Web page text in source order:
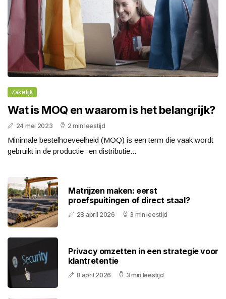
Zakelijk
Wat is MOQ en waarom is het belangrijk?
24 mei 2023 2 min leestijd
Minimale bestelhoeveelheid (MOQ) is een term die vaak wordt
gebruikt in de productie- en distributie...
Matrijzen maken: eerst
proefspuitingen of direct staal?
28 april 2026 3 min leestijd
Privacy omzetten in een strategie voor
klantretentie
8 april 2026 3 min leestijd